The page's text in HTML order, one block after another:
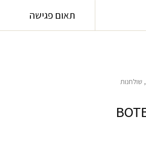
תאום פגישה
, שולחנות